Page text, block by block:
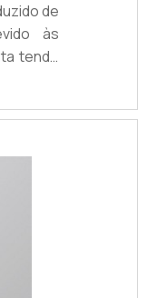
de
às
tendo
para a
cafés,